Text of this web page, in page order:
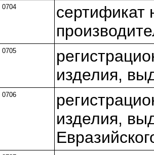
0704
сертификат
0705
изделия,
0706
изделия,